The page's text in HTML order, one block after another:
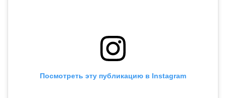
Посмотреть эту публикацию в Instagram